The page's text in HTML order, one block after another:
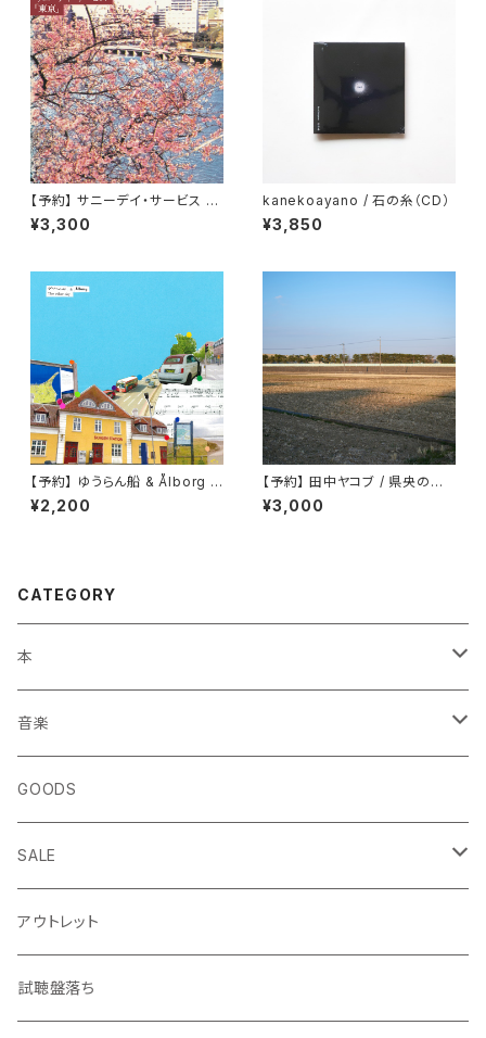
【予約】 サニーデイ・サービス /
東京 （CD）
¥3,300
kanekoayano / 石の糸（CD）
¥3,850
【予約】 ゆうらん船 & Ålborg /
The other day,(7inch)
¥2,200
【予約】 田中ヤコブ / 県央の憂
鬱 （CD）
¥3,000
CATEGORY
本
エッセイ・日記
生き方
短歌・詩集
ZINE・リトルプレス
趣味・暮らし
音楽
◎ NEWFOLK特集
◎ シンガーソングライター特集
CD
LP（レコード）
GOODS
SALE
LP
CD・TAPE・7インチ
アウトレット
試聴盤落ち